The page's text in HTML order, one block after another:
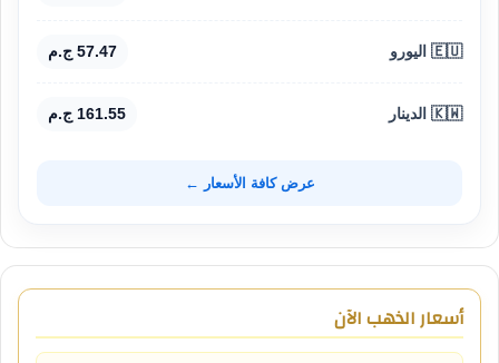
🇪🇺 اليورو 57.47 ج.م
🇰🇼 الدينار 161.55 ج.م
عرض كافة الأسعار ←
أسعار الذهب الآن